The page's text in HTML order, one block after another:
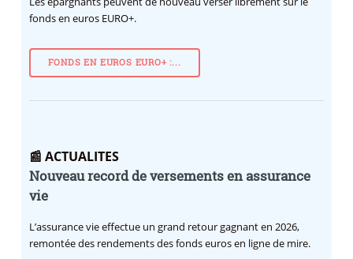
fonds en euros EURO+.
FONDS EN EUROS EURO+ :...
📰 ACTUALITES
Nouveau record de versements en assurance
vie
L’assurance vie effectue un grand retour gagnant en 2026,
remontée des rendements des fonds euros en ligne de mire.